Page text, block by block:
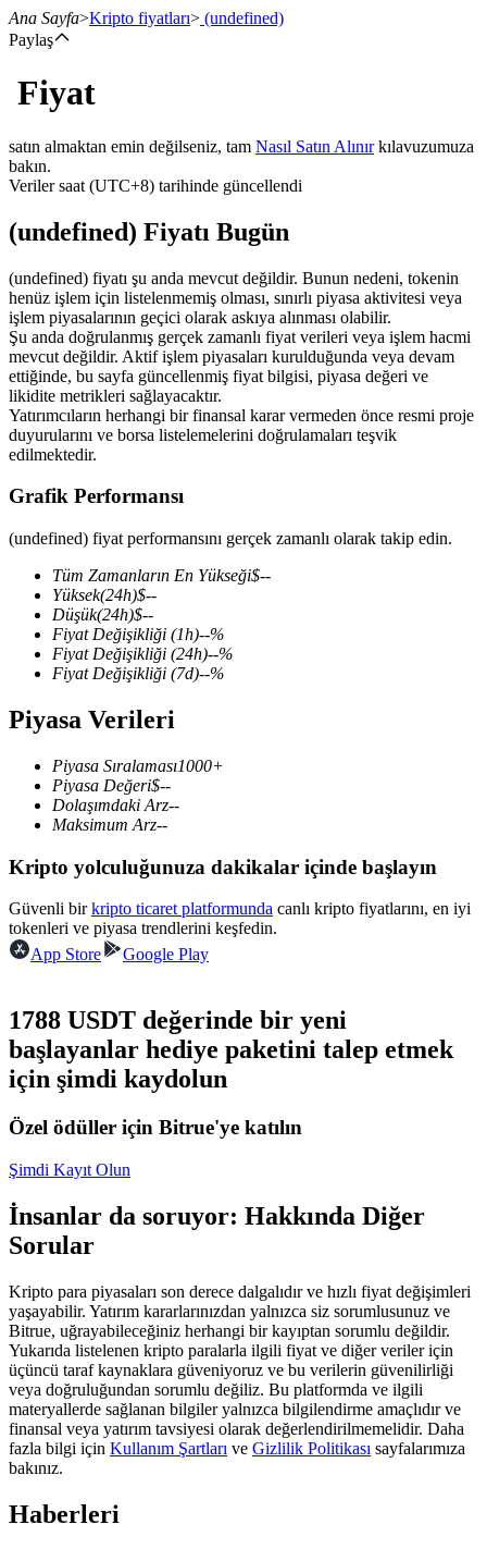
Vadeli İşlemler
USDT Vadeli İşlemleri
Teminat olarak USDT kullanan vadeli işlemler
COIN-M Vadeli İşlemleri
Kripto Para Vadeli İşlemleri
USDC Vadeli İşlemleri
Kopya Ticaret
En iyi traderlarla güçlerinizi birleştirin
Kopya Tüccarı Olun
Kâr paylaşımı ve kopya ticaret komisyonlarının tadını çıkarın
Ana Sayfa>Kripto fiyatları> (undefined)
Paylaş
Fiyat
satın almaktan emin değilseniz, tam Nasıl Satın Alınırkılavuzumuza
bakın.
Veriler saat (UTC+8) tarihinde güncellendi
(undefined) Fiyatı Bugün
(undefined) fiyatı şu anda mevcut değildir. Bunun nedeni, tokenin
henüz işlem için listelenmemiş olması, sınırlı piyasa aktivitesi veya
işlem piyasalarının geçici olarak askıya alınması olabilir.
Şu anda doğrulanmış gerçek zamanlı fiyat verileri veya işlem hacmi
mevcut değildir. Aktif işlem piyasaları kurulduğunda veya devam
ettiğinde, bu sayfa güncellenmiş fiyat bilgisi, piyasa değeri ve
likidite metrikleri sağlayacaktır.
Yatırımcıların herhangi bir finansal karar vermeden önce resmi proje
duyurularını ve borsa listelemelerini doğrulamaları teşvik
edilmektedir.
Grafik Performansı
(undefined) fiyat performansını gerçek zamanlı olarak takip edin.
Tüm Zamanların En Yükseği$--
Yüksek(24h)$--
Düşük(24h)$--
Fiyat Değişikliği (1h)--%
Fiyat Değişikliği (24h)--%
Fiyat Değişikliği (7d)--%
Piyasa Verileri
Piyasa Sıralaması1000+
Piyasa Değeri$--
Dolaşımdaki Arz--
Maksimum Arz--
Kripto yolculuğunuza dakikalar içinde başlayın
Güvenli birkripto ticaret platformunda canlı kripto fiyatlarını, en iyi
tokenleri ve piyasa trendlerini keşfedin.
App Store
Google Play
1788 USDT değerinde bir yeni
başlayanlar hediye paketini talep etmek
için şimdi kaydolun
Özel ödüller için Bitrue'ye katılın
Şimdi Kayıt Olun
İnsanlar da soruyor: Hakkında Diğer
Sorular
Kripto para piyasaları son derece dalgalıdır ve hızlı fiyat değişimleri
yaşayabilir. Yatırım kararlarınızdan yalnızca siz sorumlusunuz ve
Bitrue, uğrayabileceğiniz herhangi bir kayıptan sorumlu değildir.
Yukarıda listelenen kripto paralarla ilgili fiyat ve diğer veriler için
üçüncü taraf kaynaklara güveniyoruz ve bu verilerin güvenilirliği
veya doğruluğundan sorumlu değiliz. Bu platformda ve ilgili
materyallerde sağlanan bilgiler yalnızca bilgilendirme amaçlıdır ve
finansal veya yatırım tavsiyesi olarak değerlendirilmemelidir. Daha
fazla bilgi için Kullanım Şartları ve Gizlilik Politikası sayfalarımıza
bakınız.
Haberleri